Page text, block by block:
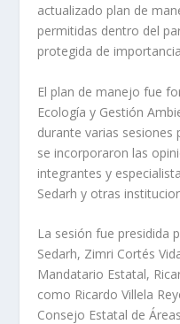
actualizado plan de
permitidas dentro del
protegida de
El plan de manejo fue
Ecología y Gestión
durante varias sesiones
se incorporaron las
integrantes y
Sedarh y otras
La sesión fue presidida
Sedarh, Zimri Cortés
Mandatario Estatal,
como Ricardo Villela
Consejo Estatal de